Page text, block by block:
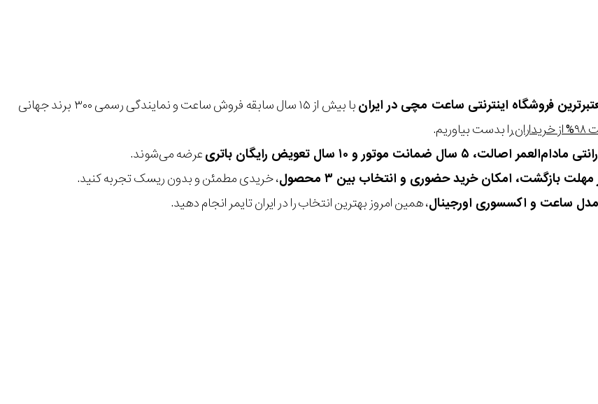
فروشگاه اینترنتی ساعت مچی در ایران
با بیش از ۱۵ سال سابقه فروش ساعت و نمایندگی رسمی ۳۰۰ برند جهانی
را بدست بیاوریم.
مادام‌العمر اصالت، ۵ سال ضمانت موتور و ۱۰ سال تعویض رایگان باتری
عرضه می‌شوند.
، خریدی مطمئن و بدون ریسک تجربه کنید.
، همین امروز بهترین انتخاب را در ایران تایمر انجام دهید.